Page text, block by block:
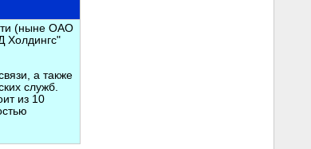
(ныне ОАО
Холдингс"
а также
служб.
из 10